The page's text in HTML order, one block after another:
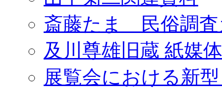
斎藤たま 民俗調査
及川尊雄旧蔵 紙媒
展覧会における新